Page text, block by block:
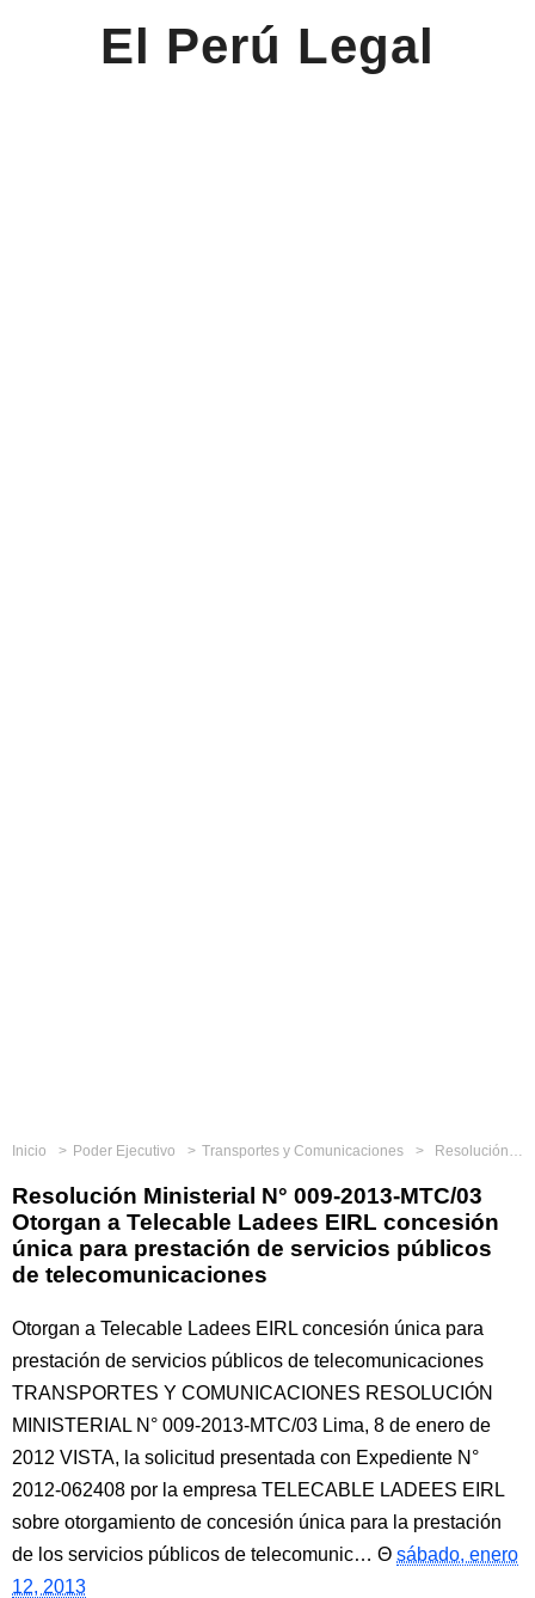
El Perú Legal
Inicio Poder Ejecutivo Transportes y Comunicaciones Resolución Ministerial N° 009-2013-MTC/03 Otorgan a Telecable Ladees EIRL concesión única para prestación de servicios públicos de telecomunicaciones
Resolución Ministerial N° 009-2013-MTC/03
Otorgan a Telecable Ladees EIRL concesión
única para prestación de servicios públicos
de telecomunicaciones
Otorgan a Telecable Ladees EIRL concesión única para
prestación de servicios públicos de telecomunicaciones
TRANSPORTES Y COMUNICACIONES RESOLUCIÓN
MINISTERIAL N° 009-2013-MTC/03 Lima, 8 de enero de
2012 VISTA, la solicitud presentada con Expediente N°
2012-062408 por la empresa TELECABLE LADEES EIRL
sobre otorgamiento de concesión única para la prestación
de los servicios públicos de telecomunic…
sábado, enero
12, 2013